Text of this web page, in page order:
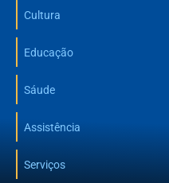
Cultura
Educação
Sáude
Assistência
Serviços